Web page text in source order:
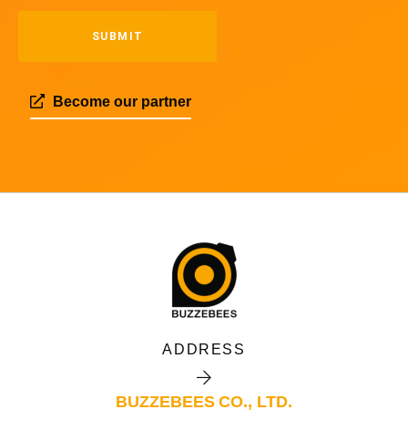
Become our partner
ADDRESS
BUZZEBEES CO., LTD.